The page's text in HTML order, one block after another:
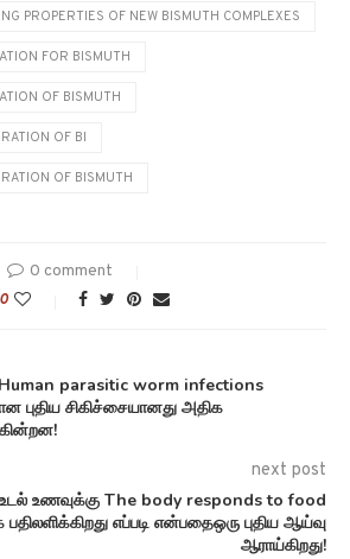
PROPERTIES OF NEW BISMUTH COMPLEXES
FOR BISMUTH
OF BISMUTH
OF BI
OF BISMUTH
0 comment
0
parasitic worm infections
சிகிச்சையானது அதிக
next post
உணவுக்கு The body responds to food
பதிலளிக்கிறது எப்படி என்பதைஒரு புதிய ஆய்வு
ஆராய்கிறது!